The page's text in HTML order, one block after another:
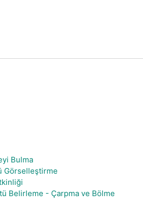
Bulma
Görselleştirme
Belirleme - Çarpma ve Bölme